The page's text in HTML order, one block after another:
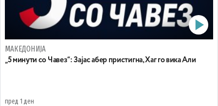
МАКЕДОНИЈА
„5 минути со Чавез“: Зајас абер пристигна, Хаг го вика Али
пред 1 ден